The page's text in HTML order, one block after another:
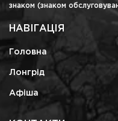
знаком (знаком
НАВІГАЦІЯ
Головна
Лонгрід
Афіша